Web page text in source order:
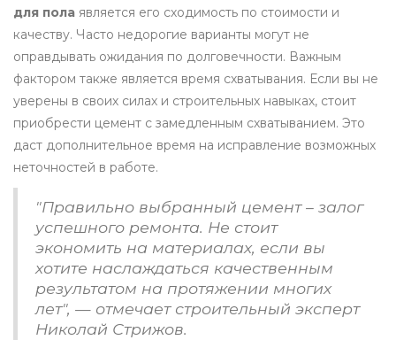
для пола является его сходимость по стоимости и
качеству. Часто недорогие варианты могут не
оправдывать ожидания по долговечности. Важным
фактором также является время схватывания. Если вы не
уверены в своих силах и строительных навыках, стоит
приобрести цемент с замедленным схватыванием. Это
даст дополнительное время на исправление возможных
неточностей в работе.
"Правильно выбранный цемент – залог
успешного ремонта. Не стоит
экономить на материалах, если вы
хотите наслаждаться качественным
результатом на протяжении многих
лет", — отмечает строительный эксперт
Николай Стрижов.